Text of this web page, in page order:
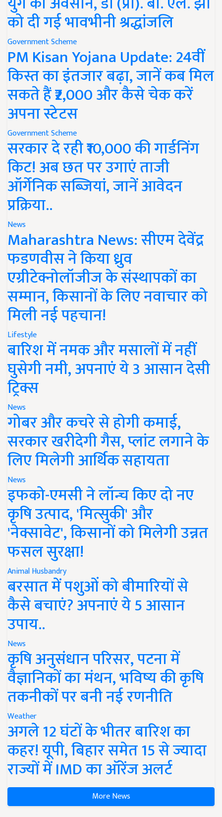
को दी गई भावभीनी श्रद्धांजलि
Government Scheme
PM Kisan Yojana Update: 24वीं
किस्त का इंतजार बढ़ा, जानें कब मिल
सकते हैं ₹2,000 और कैसे चेक करें
अपना स्टेटस
Government Scheme
सरकार दे रही ₹10,000 की गार्डनिंग
किट! अब छत पर उगाएं ताजी
ऑर्गेनिक सब्जियां, जानें आवेदन
प्रक्रिया..
News
Maharashtra News: सीएम देवेंद्र
फडणवीस ने किया ध्रुव
एग्रीटेक्नोलॉजीज के संस्थापकों का
सम्मान, किसानों के लिए नवाचार को
मिली नई पहचान!
Lifestyle
बारिश में नमक और मसालों में नहीं
घुसेगी नमी, अपनाएं ये 3 आसान देसी
ट्रिक्स
News
गोबर और कचरे से होगी कमाई,
सरकार खरीदेगी गैस, प्लांट लगाने के
लिए मिलेगी आर्थिक सहायता
News
इफको-एमसी ने लॉन्च किए दो नए
कृषि उत्पाद, 'मित्सुकी' और
'नेक्सावेट', किसानों को मिलेगी उन्नत
फसल सुरक्षा!
Animal Husbandry
बरसात में पशुओं को बीमारियों से
कैसे बचाएं? अपनाएं ये 5 आसान
उपाय..
News
कृषि अनुसंधान परिसर, पटना में
वैज्ञानिकों का मंथन, भविष्य की कृषि
तकनीकों पर बनी नई रणनीति
Weather
अगले 12 घंटों के भीतर बारिश का
कहर! यूपी, बिहार समेत 15 से ज्यादा
राज्यों में IMD का ऑरेंज अलर्ट
More News